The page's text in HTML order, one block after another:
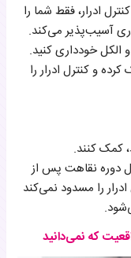
ادرار، فقط شما را
آسیب‌پذیر می‌کند.
الکل خودداری کنید.
و کنترل ادرار را
کمک کنند.
دوره نقاهت پس از
را مسدود نمی‌کند
که نمی‌دانید